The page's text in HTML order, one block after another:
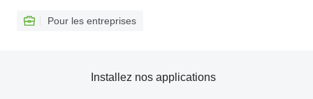
Pour les entreprises
Installez nos applications